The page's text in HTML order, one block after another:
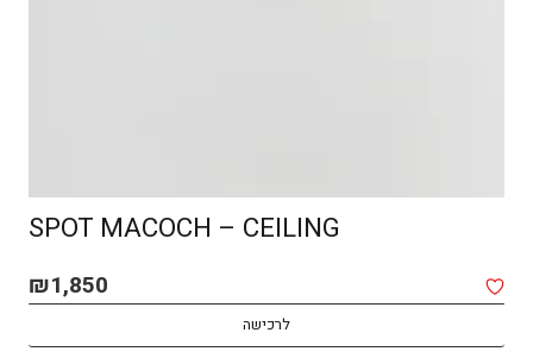
SPOT MACOCH – CEILING
₪1,850
לרכישה